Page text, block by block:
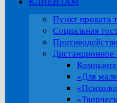
Пункт проката
Социальная
Дистанционное
«Для